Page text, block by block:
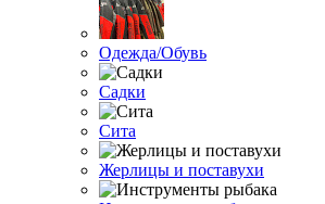
Одежда/Обувь
Садки
Сита
Жерлицы и поставухи